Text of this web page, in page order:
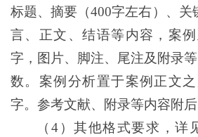
标题、摘要（400字左右）、关
言、正文、结语等内容，案
字，图片、脚注、尾注及附录
数。案例分析置于案例正文
字。参考文献、附录等内容附后
（4）其他格式要求，详